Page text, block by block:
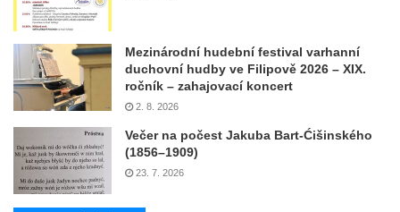
Mezinárodní hudební festival varhanní
duchovní hudby ve Filipově 2026 – XIX.
ročník – zahajovací koncert
2. 8. 2026
Večer na počest Jakuba Bart-Ćišinského
(1856–1909)
23. 7. 2026